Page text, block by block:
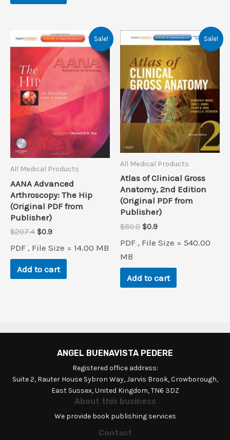
Sale!
All Medical Products
AANA Advanced
Arthroscopy: The Hip
(Original PDF from
Publisher)
$207.4 Original
was:
$207.4.
$0.9Current
is:
$0.9.
PDF , File Size = 14.00 MB
Add to cart
Sale!
All Medical Products
Atlas of Clinical Gross
Anatomy, 2nd Edition
(Original PDF from
Publisher)
$80.0 Original
was:
$0.9Current
is:
PDF , File Size = 540.00
MB
Add to cart
ANGEL BUENAVISTA PEDERE
Registered office address:
Suite 2, Rauter House Sybron Way, Jarvis Brook, Crowborough,
East Sussex, United Kingdom, TN6 3DZ
About this business
We provide book publishing services
Contact